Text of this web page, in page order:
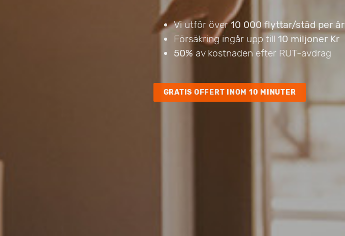
Vi utför över10 000 flyttar/städ per år
Försäkring ingår upp till 10 miljoner Kr
50% av kostnaden efter RUT-avdrag
GRATIS OFFERT INOM 10 MINUTER